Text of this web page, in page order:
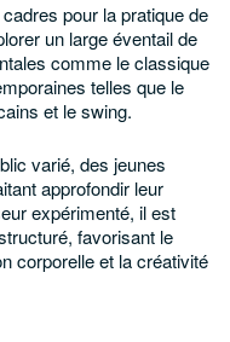
pour la pratique de
un large éventail de
comme le classique
telles que le
et le swing.
varié, des jeunes
approfondir leur
expérimenté, il est
favorisant le
corporelle et la créativité